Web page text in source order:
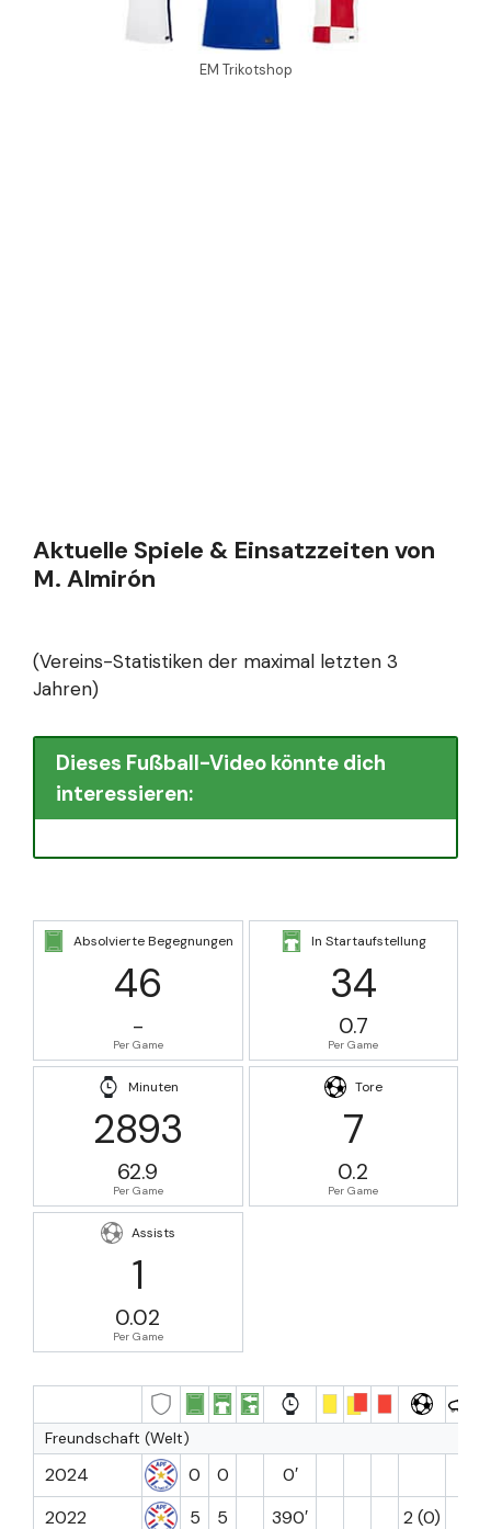
EM Trikotshop
Aktuelle Spiele & Einsatzzeiten von
M. Almirón
(Vereins-Statistiken der maximal letzten 3
Jahren)
Dieses Fußball-Video könnte dich
interessieren:
Absolvierte Begegnungen
46
-
Per Game
In Startaufstellung
34
0.7
Per Game
Minuten
2893
62.9
Per Game
Tore
7
0.2
Per Game
Assists
1
0.02
Per Game
Freundschaft (Welt)
2024 0 0
0′
2022
5 5 390′ 2 (0)